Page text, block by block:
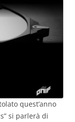
quest’anno
si parlerà di